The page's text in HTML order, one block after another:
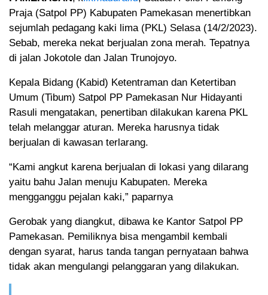
Praja (Satpol PP) Kabupaten Pamekasan menertibkan
sejumlah pedagang kaki lima (PKL) Selasa (14/2/2023).
Sebab, mereka nekat berjualan zona merah. Tepatnya
di jalan Jokotole dan Jalan Trunojoyo.
Kepala Bidang (Kabid) Ketentraman dan Ketertiban
Umum (Tibum) Satpol PP Pamekasan Nur Hidayanti
Rasuli mengatakan, penertiban dilakukan karena PKL
telah melanggar aturan. Mereka harusnya tidak
berjualan di kawasan terlarang.
“Kami angkut karena berjualan di lokasi yang dilarang
yaitu bahu Jalan menuju Kabupaten. Mereka
mengganggu pejalan kaki,” paparnya
Gerobak yang diangkut, dibawa ke Kantor Satpol PP
Pamekasan. Pemiliknya bisa mengambil kembali
dengan syarat, harus tanda tangan pernyataan bahwa
tidak akan mengulangi pelanggaran yang dilakukan.